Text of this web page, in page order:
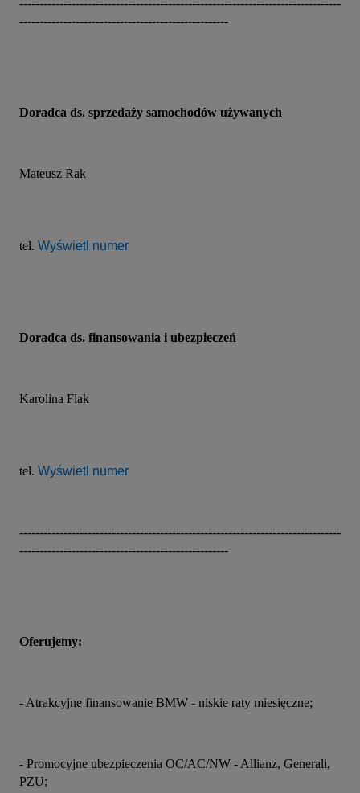
--------------------------------------------------------------------------------
----------------------------------------------------
Doradca ds. sprzedaży samochodów używanych
Mateusz Rak
tel. Wyświetl numer
Doradca ds. finansowania i ubezpieczeń
Karolina Flak
tel. Wyświetl numer
--------------------------------------------------------------------------------
----------------------------------------------------
Oferujemy:
- Atrakcyjne finansowanie BMW - niskie raty miesięczne;
- Promocyjne ubezpieczenia OC/AC/NW - Allianz, Generali,
PZU;